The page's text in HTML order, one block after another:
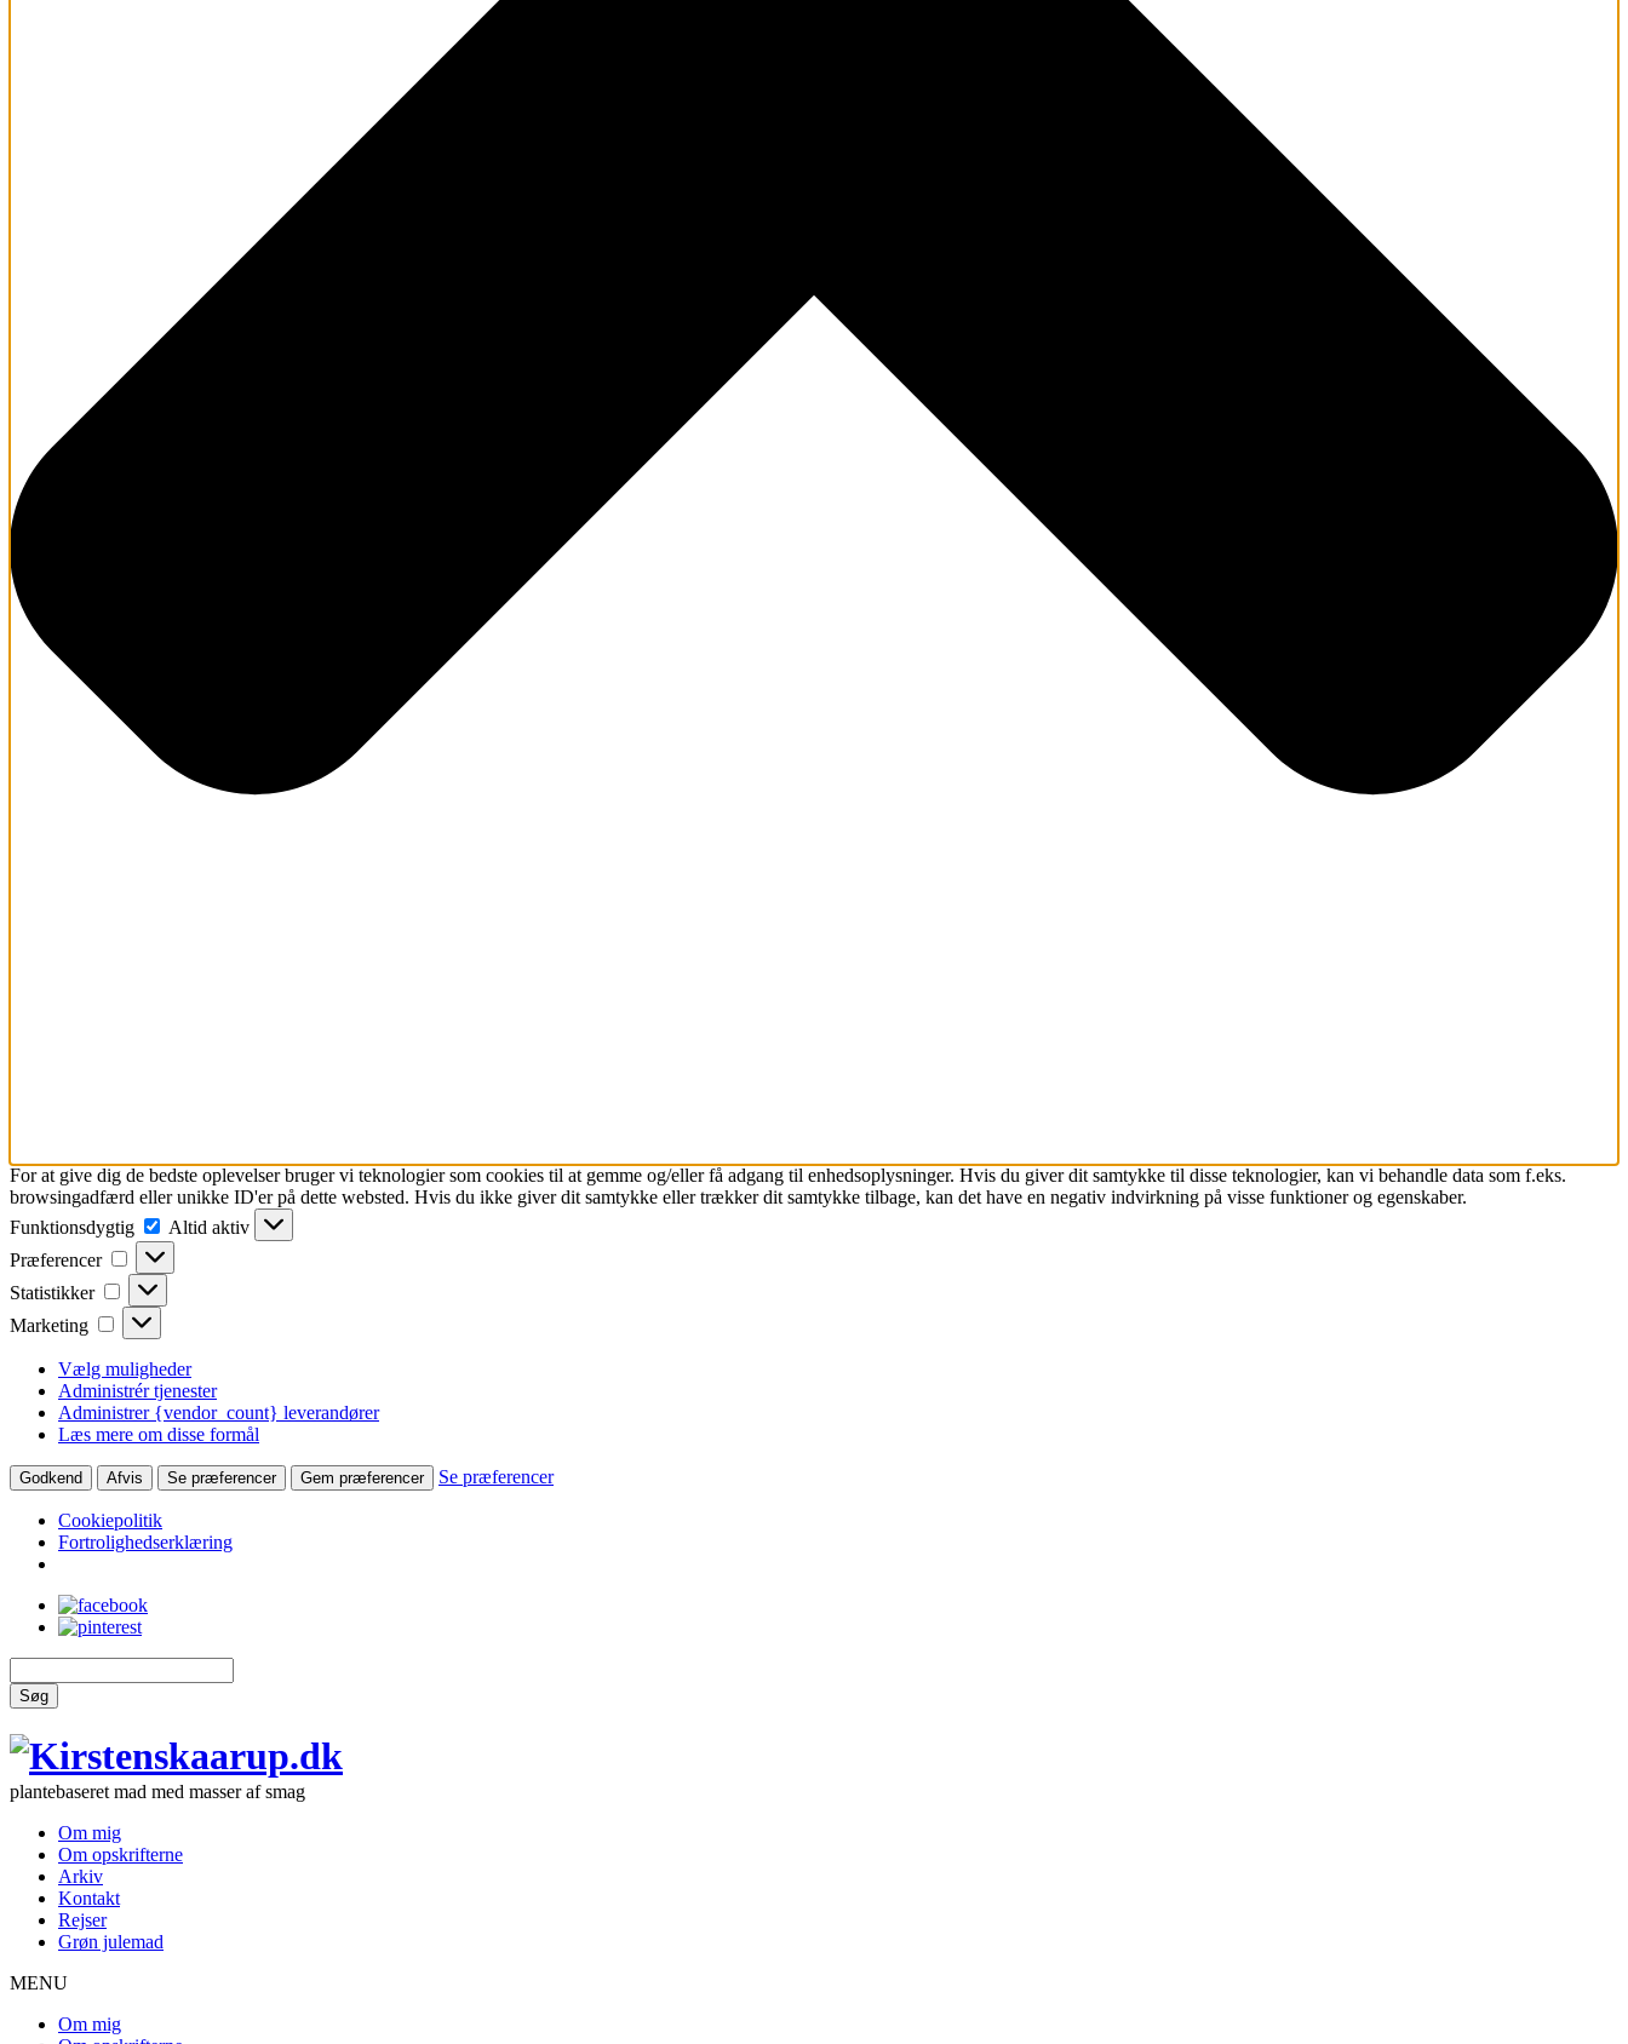
For at give dig de bedste oplevelser bruger vi teknologier som cookies til at gemme og/eller få adgang til enhedsoplysninger. Hvis du giver dit samtykke til disse teknologier, kan vi behandle data som f.eks.
browsingadfærd eller unikke ID'er på dette websted. Hvis du ikke giver dit samtykke eller trækker dit samtykke tilbage, kan det have en negativ indvirkning på visse funktioner og egenskaber.
Funktionsdygtig
Funktionsdygtig
Altid aktiv
Præferencer
Præferencer
Statistikker Statistikker
Marketing Marketing
Vælg muligheder
Administrér tjenester
Administrer {vendor_count} leverandører
Læs mere om disse formål
Godkend Afvis Se præferencer Gem præferencer Se præferencer
Cookiepolitik
Fortrolighedserklæring
Søg
plantebaseret mad med masser af smag
Om mig
Om opskrifterne
Arkiv
Kontakt
Rejser
Grøn julemad
MENU
Om mig